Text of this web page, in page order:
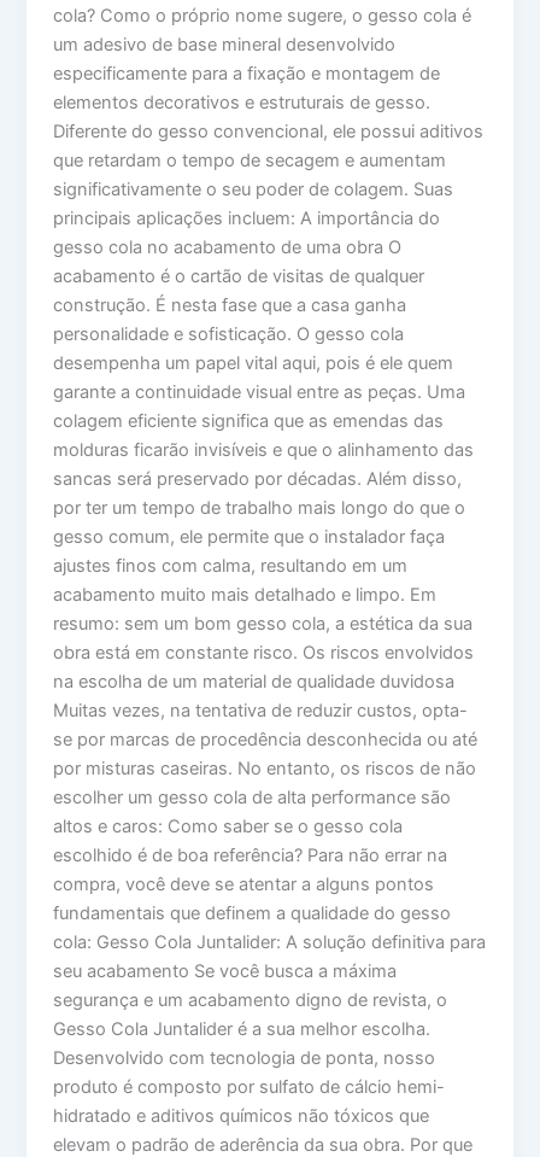
cola? Como o próprio nome sugere, o gesso cola é
um adesivo de base mineral desenvolvido
especificamente para a fixação e montagem de
elementos decorativos e estruturais de gesso.
Diferente do gesso convencional, ele possui aditivos
que retardam o tempo de secagem e aumentam
significativamente o seu poder de colagem. Suas
principais aplicações incluem: A importância do
gesso cola no acabamento de uma obra O
acabamento é o cartão de visitas de qualquer
construção. É nesta fase que a casa ganha
personalidade e sofisticação. O gesso cola
desempenha um papel vital aqui, pois é ele quem
garante a continuidade visual entre as peças. Uma
colagem eficiente significa que as emendas das
molduras ficarão invisíveis e que o alinhamento das
sancas será preservado por décadas. Além disso,
por ter um tempo de trabalho mais longo do que o
gesso comum, ele permite que o instalador faça
ajustes finos com calma, resultando em um
acabamento muito mais detalhado e limpo. Em
resumo: sem um bom gesso cola, a estética da sua
obra está em constante risco. Os riscos envolvidos
na escolha de um material de qualidade duvidosa
Muitas vezes, na tentativa de reduzir custos, opta-
se por marcas de procedência desconhecida ou até
por misturas caseiras. No entanto, os riscos de não
escolher um gesso cola de alta performance são
altos e caros: Como saber se o gesso cola
escolhido é de boa referência? Para não errar na
compra, você deve se atentar a alguns pontos
fundamentais que definem a qualidade do gesso
cola: Gesso Cola Juntalider: A solução definitiva para
seu acabamento Se você busca a máxima
segurança e um acabamento digno de revista, o
Gesso Cola Juntalider é a sua melhor escolha.
Desenvolvido com tecnologia de ponta, nosso
produto é composto por sulfato de cálcio hemi-
hidratado e aditivos químicos não tóxicos que
elevam o padrão de aderência da sua obra. Por que